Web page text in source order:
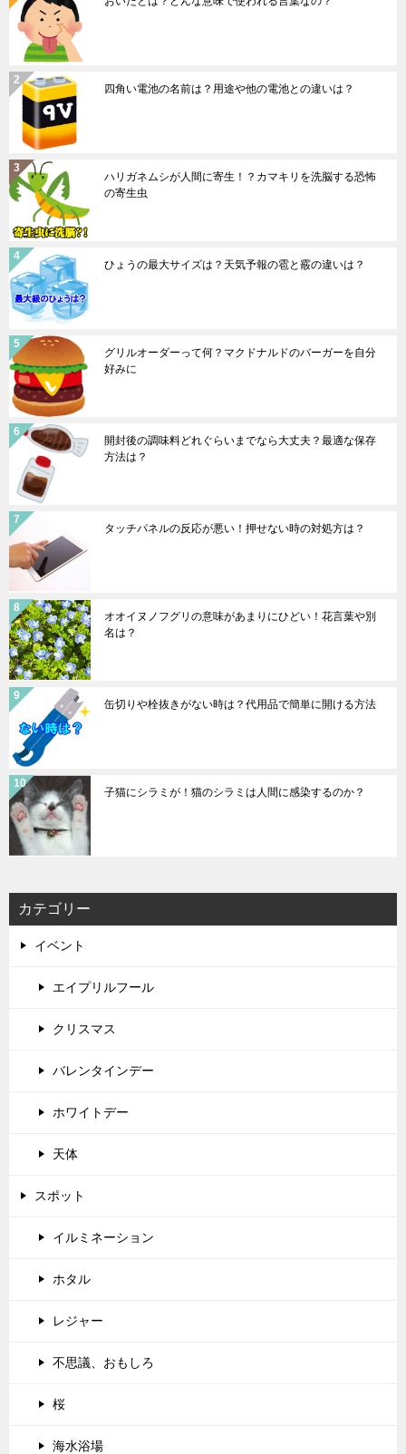
四角い電池の名前は？用途や他の電池との違いは？
ハリガネムシが人間に寄生！？カマキリを洗脳する恐怖
の寄生虫
ひょうの最大サイズは？天気予報の雹と霰の違いは？
グリルオーダーって何？マクドナルドのバーガーを自分
好みに
開封後の調味料どれぐらいまでなら大丈夫？最適な保存
方法は？
タッチパネルの反応が悪い！押せない時の対処方は？
オオイヌノフグリの意味があまりにひどい！花言葉や別
名は？
缶切りや栓抜きがない時は？代用品で簡単に開ける方法
子猫にシラミが！猫のシラミは人間に感染するのか？
カテゴリー
イベント
エイプリルフール
クリスマス
バレンタインデー
ホワイトデー
天体
スポット
イルミネーション
ホタル
レジャー
不思議、おもしろ
桜
海水浴場